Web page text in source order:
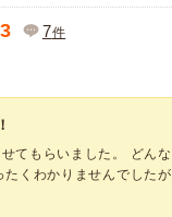
7件
てもらいました。 どん
たくわかりませんでした